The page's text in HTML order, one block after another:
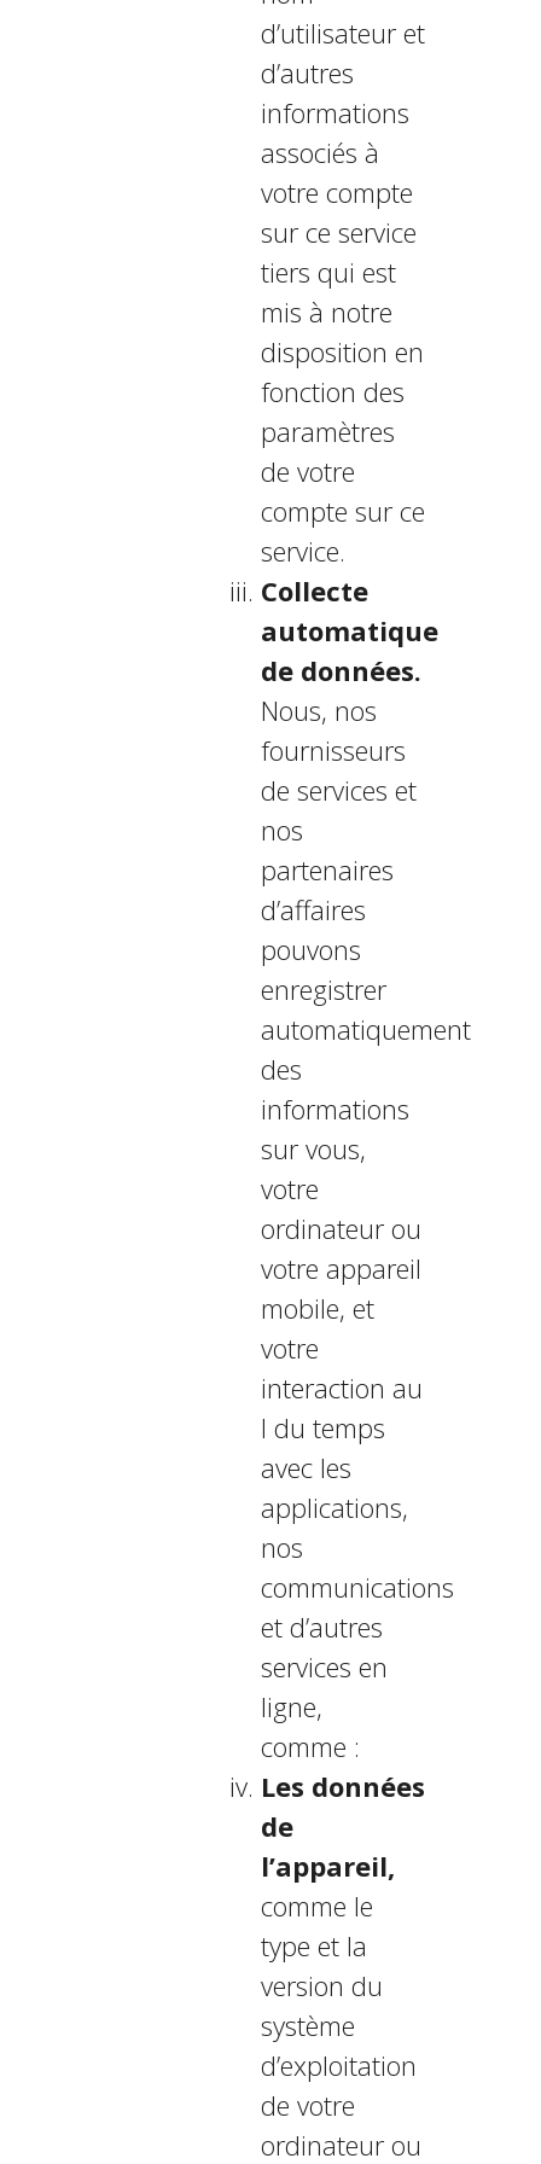
d’utilisateur et
d’autres
informations
associés à
votre compte
sur ce service
tiers qui est
mis à notre
disposition en
fonction des
paramètres
de votre
compte sur ce
service.
Collecte
automatique
de données.
Nous, nos
fournisseurs
de services et
nos
partenaires
d’affaires
pouvons
enregistrer
automatiquement
des
informations
sur vous,
votre
ordinateur ou
votre appareil
mobile, et
votre
interaction au
fil du temps
avec les
applications,
nos
communications
et d’autres
services en
ligne,
comme :
Les données
de
l’appareil,
comme le
type et la
version du
système
d’exploitation
de votre
ordinateur ou